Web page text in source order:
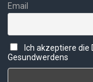
Email
Ich akzeptiere
Gesundwerdens